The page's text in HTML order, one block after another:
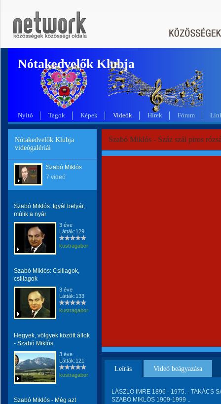
Nótakedvelők Klubja
Nyitó Tagok Képek Videók Hírek Fórum
Nótakedvelők Klubja
videógalériái
Szabó Miklós
7 videó
Szabó Miklós: Igyál betyár,
múlik a nyár
3 éve
Látták:129
kustragabor
Szabó Miklós: Csillagok,
csillagok
3 éve
Látták:133
kustragabor
Hegyek, völgyek között állok
- Szabó Miklós
3 éve
Látták:121
kustragabor
Szabó Miklós - Még azt
Szabó Miklós - Száz szál piros
Leírás Videó beágyazása
LÁSZLÓ IMRE 1896 - 1975. - TAKÁCS
SZABÓ MIKLÓS 1909-1999 ..